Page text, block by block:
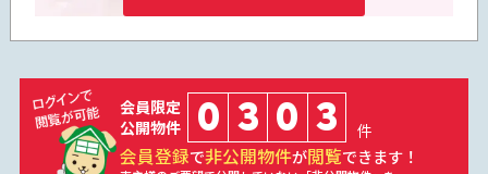
会員限定
公開物件
0 3 0 3 件
会員登録で非公開物件が閲覧できます！